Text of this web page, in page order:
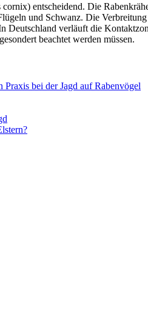
entscheidend. Die
und Schwanz. Die
Deutschland verläuft die
beachtet werden müssen.
bei der Jagd auf Rabenvögel